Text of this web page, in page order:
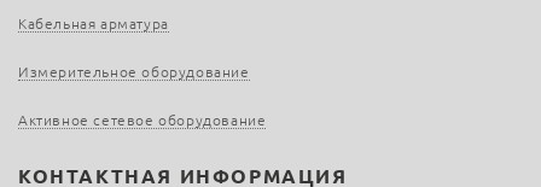
Кабельная арматура
Измерительное оборудование
Активное сетевое оборудование
КОНТАКТНАЯ ИНФОРМАЦИЯ